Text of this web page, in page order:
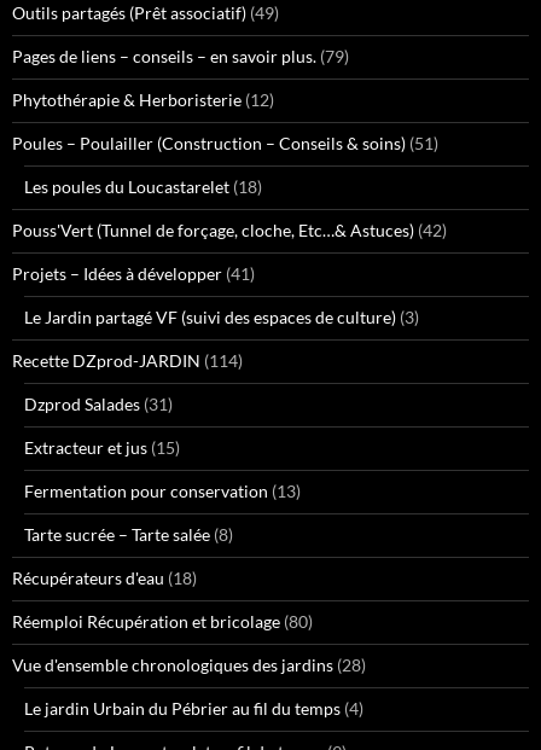
Outils partagés (Prêt associatif) (49)
Pages de liens – conseils – en savoir plus. (79)
Phytothérapie & Herboristerie (12)
Poules – Poulailler (Construction – Conseils & soins) (51)
Les poules du Loucastarelet (18)
Pouss'Vert (Tunnel de forçage, cloche, Etc…& Astuces) (42)
Projets – Idées à développer (41)
Le Jardin partagé VF (suivi des espaces de culture) (3)
Recette DZprod-JARDIN (114)
Dzprod Salades (31)
Extracteur et jus (15)
Fermentation pour conservation (13)
Tarte sucrée – Tarte salée (8)
Récupérateurs d'eau (18)
Réemploi Récupération et bricolage (80)
Vue d'ensemble chronologiques des jardins (28)
Le jardin Urbain du Pébrier au fil du temps (4)